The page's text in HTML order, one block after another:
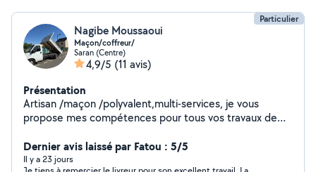
Particulier
Nagibe Moussaoui
Maçon/coffreur/
Saran (Centre)
4,9/5 (11 avis)
Présentation
Artisan /maçon /polyvalent,multi-services, je vous
propose mes compétences pour tous vos travaux de
Maçonnerie ( terrasse, réparation de murs, enduits,
petits ouvrages) * Peinture (murs, plafonds, façades) *
Dernier avis laissé par Fatou : 5/5
Il y a 23 jours